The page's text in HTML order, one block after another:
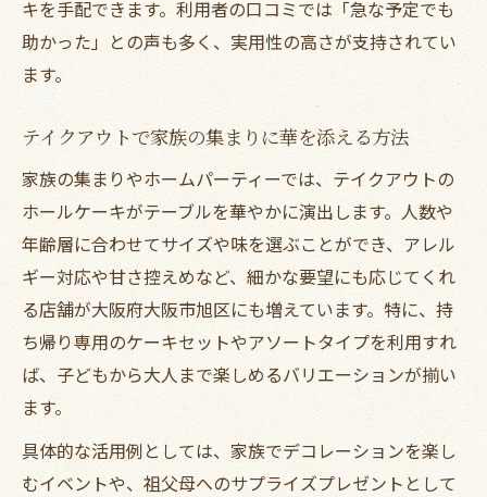
キを手配できます。利用者の口コミでは「急な予定でも
助かった」との声も多く、実用性の高さが支持されてい
ます。
テイクアウトで家族の集まりに華を添える方法
家族の集まりやホームパーティーでは、テイクアウトの
ホールケーキがテーブルを華やかに演出します。人数や
年齢層に合わせてサイズや味を選ぶことができ、アレル
ギー対応や甘さ控えめなど、細かな要望にも応じてくれ
る店舗が大阪府大阪市旭区にも増えています。特に、持
ち帰り専用のケーキセットやアソートタイプを利用すれ
ば、子どもから大人まで楽しめるバリエーションが揃い
ます。
具体的な活用例としては、家族でデコレーションを楽し
むイベントや、祖父母へのサプライズプレゼントとして